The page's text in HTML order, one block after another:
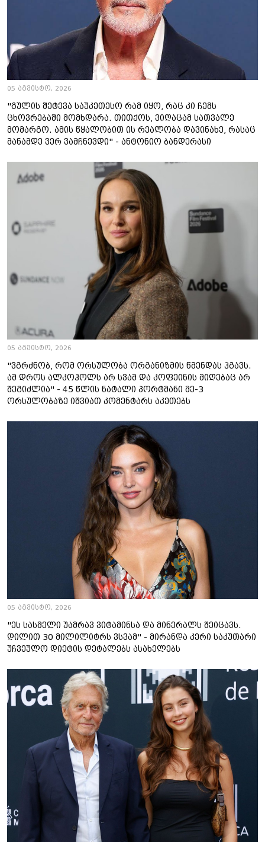
05 აგვისტო, 2026
"გულის შეტევა საუკეთესო რამ იყო, რაც კი ჩემს
ცხოვრებაში მომხდარა. თითქოს, ვიღაცამ სათვალე
მომარგო. ამის წყალობით ის რეალობა დავინახე, რასაც
მანამდე ვერ ვამჩნევდი" - ანტონიო ბანდერასი
05 აგვისტო, 2026
"ვგრძნობ, რომ ორსულობა ორგანიზმის წმენდას ჰგავს.
ამ დროს ალკოჰოლს არ სვამ და კოფეინის მიღებაც არ
შეგიძლია" - 45 წლის ნატალი პორტმანი მე-3
ორსულობაზე იშვიათ კომენტარს აკეთებს
05 აგვისტო, 2026
"ეს სასმელი უამრავ ვიტამინსა და მინერალს შეიცავს.
დილით 30 მილილიტრს ვსვამ" - მირანდა კერი საკუთარი
უჩვეულო დიეტის დეტალებს ასახელებს